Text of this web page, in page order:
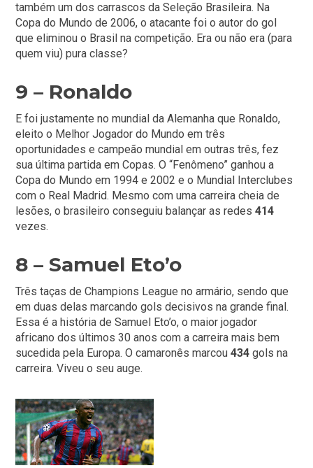
também um dos carrascos da Seleção Brasileira. Na
Copa do Mundo de 2006, o atacante foi o autor do gol
que eliminou o Brasil na competição. Era ou não era (para
quem viu) pura classe?
9 – Ronaldo
E foi justamente no mundial da Alemanha que Ronaldo,
eleito o Melhor Jogador do Mundo em três
oportunidades e campeão mundial em outras três, fez
sua última partida em Copas. O “Fenômeno” ganhou a
Copa do Mundo em 1994 e 2002 e o Mundial Interclubes
com o Real Madrid. Mesmo com uma carreira cheia de
lesões, o brasileiro conseguiu balançar as redes414
vezes.
8 – Samuel Eto’o
Três taças de Champions League no armário, sendo que
em duas delas marcando gols decisivos na grande final.
Essa é a história de Samuel Eto’o, o maior jogador
africano dos últimos 30 anos com a carreira mais bem
sucedida pela Europa. O camaronês marcou434 gols na
carreira. Viveu o seu auge.